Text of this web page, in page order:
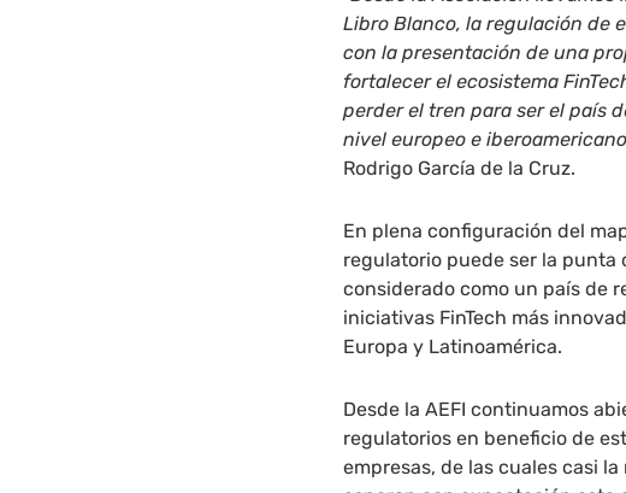
Libro Blanco, la regulación de
con la presentación de una
fortalecer el ecosistema
perder el tren para ser el país
nivel europeo e
Rodrigo García de la Cruz.
En plena configuración del
regulatorio puede ser la punta
considerado como un país de
iniciativas FinTech más
Europa y Latinoamérica.
Desde la AEFI continuamos
regulatorios en beneficio de
empresas, de las cuales casi